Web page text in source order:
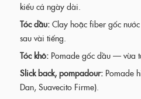
kiểu cả ngày dài.
Tóc dầu: Clay hoặc fiber gốc
sau vài tiếng.
Tóc khô: Pomade gốc dầu — vừa
Slick back, pompadour: Pomade
Dan, Suavecito Firme).